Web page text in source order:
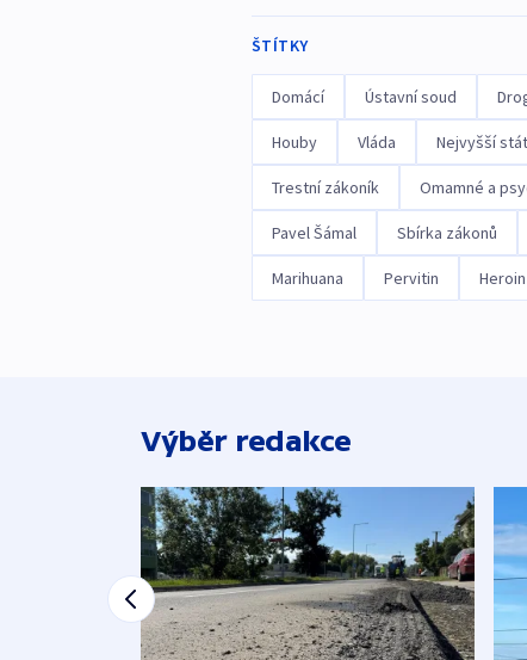
ŠTÍTKY
Domácí Ústavní soud
Houby Vláda Nejvyšší
Trestní zákoník Omamné a
Pavel Šámal Sbírka zákonů
Marihuana Pervitin Heroin
Výběr redakce